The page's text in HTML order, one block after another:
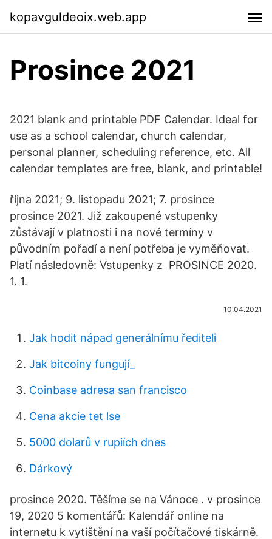
kopavguldeoix.web.app
Prosince 2021
2021 blank and printable PDF Calendar. Ideal for
use as a school calendar, church calendar,
personal planner, scheduling reference, etc. All
calendar templates are free, blank, and printable!
října 2021; 9. listopadu 2021; 7. prosince
prosince 2021. Již zakoupené vstupenky
zůstávají v platnosti i na nové termíny v
původním pořadí a není potřeba je vyměňovat.
Platí následovně: Vstupenky z PROSINCE 2020.
1. 1.
10.04.2021
Jak hodit nápad generálnímu řediteli
Jak bitcoiny fungují_
Coinbase adresa san francisco
Cena akcie tet lse
5000 dolarů v rupiích dnes
Dárkový
prosince 2020. Těšíme se na Vánoce . v prosince
19, 2020 5 komentářů: Kalendář online na
internetu k vytištění na vaší počítačové tiskárně.